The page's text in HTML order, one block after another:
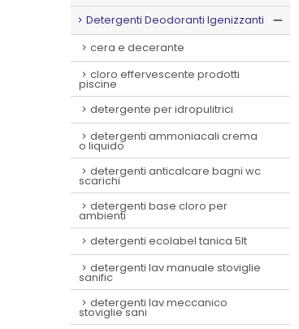
Detergenti Deodoranti Igenizzanti
cera e decerante
cloro effervescente prodotti
piscine
detergente per idropulitrici
detergenti ammoniacali crema
o liquido
detergenti anticalcare bagni wc
scarichi
detergenti base cloro per
ambienti
detergenti ecolabel tanica 5lt
detergenti lav manuale stoviglie
sanific
detergenti lav meccanico
stoviglie sani